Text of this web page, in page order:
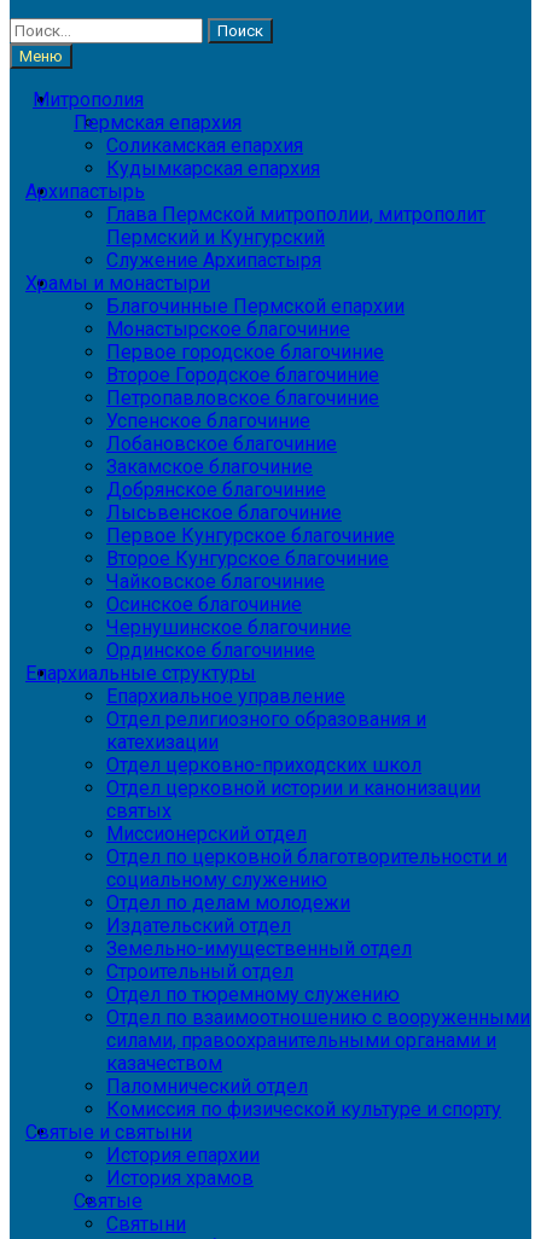
Найти:
Меню
Митрополия
Пермская епархия
Соликамская епархия
Кудымкарская епархия
Архипастырь
Глава Пермской митрополии, митрополит
Пермский и Кунгурский
Служение Архипастыря
Храмы и монастыри
Благочинные Пермской епархии
Монастырское благочиние
Первое городское благочиние
Второе Городское благочиние
Петропавловское благочиние
Успенское благочиние
Лобановское благочиние
Закамское благочиние
Добрянское благочиние
Лысьвенское благочиние
Первое Кунгурское благочиние
Второе Кунгурское благочиние
Чайковское благочиние
Осинское благочиние
Чернушинское благочиние
Ординское благочиние
Епархиальные структуры
Епархиальное управление
Отдел религиозного образования и
катехизации
Отдел церковно-приходских школ
Отдел церковной истории и канонизации
святых
Миссионерский отдел
Отдел по церковной благотворительности и
социальному служению
Отдел по делам молодежи
Издательский отдел
Земельно-имущественный отдел
Строительный отдел
Отдел по тюремному служению
Отдел по взаимоотношению с вооруженными
силами, правоохранительными органами и
казачеством
Паломнический отдел
Комиссия по физической культуре и спорту
Святые и святыни
История епархии
История храмов
Святые
Святыни